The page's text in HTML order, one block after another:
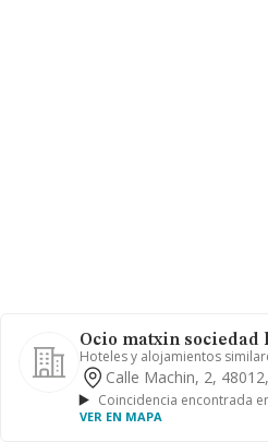
Ocio matxin sociedad
Hoteles y alojamientos
Calle Machin, 2,
Coincidencia encontrada
VER EN MAPA